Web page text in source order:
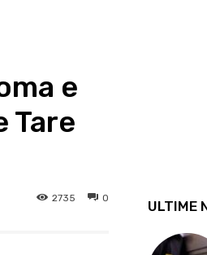
e
Tare
0
2735
ULTIME